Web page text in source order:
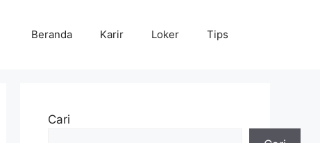
Beranda Karir Loker Tips
Cari